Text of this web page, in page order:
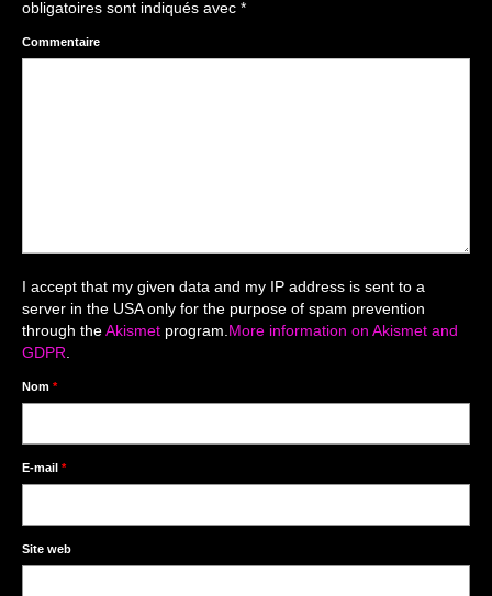
Galeries Privées
séance du 25.04.26
Cartes de remerciement
Photomontages
Prestations
Contact
Décors studio / Tenues / Accessoires
obligatoires sont indiqués avec *
Commentaire
I accept that my given data and my IP address is sent to a
server in the USA only for the purpose of spam prevention
through theAkismet program.More information on Akismet and
GDPR.
Nom *
E-mail *
Site web